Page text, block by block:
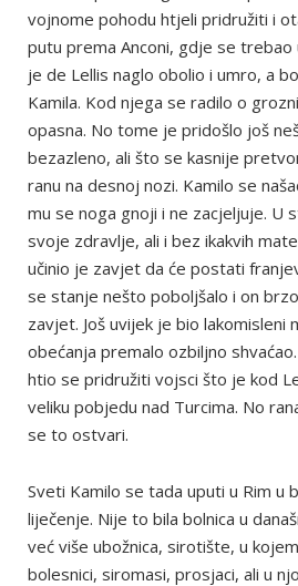
vojnome pohodu htjeli pridružiti i
putu prema Anconi, gdje se trebao
je de Lellis naglo obolio i umro, a
Kamila. Kod njega se radilo o
opasna. No tome je pridošlo još
bezazleno, ali što se kasnije
ranu na desnoj nozi. Kamilo se
mu se noga gnoji i ne zacjeljuje. U
svoje zdravlje, ali i bez ikakvih
učinio je zavjet da će postati
se stanje nešto poboljšalo i on
zavjet. Još uvijek je bio lakomisleni
obećanja premalo ozbiljno
htio se pridružiti vojsci što je kod
veliku pobjedu nad Turcima. No
se to ostvari.
Sveti Kamilo se tada uputi u Rim u
liječenje. Nije to bila bolnica u
već više ubožnica, sirotište, u
bolesnici, siromasi, prosjaci, ali u